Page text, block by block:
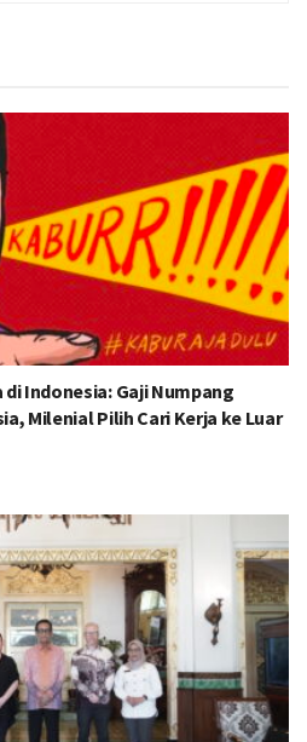
Indonesia: Gaji Numpang
Milenial Pilih Cari Kerja ke Luar